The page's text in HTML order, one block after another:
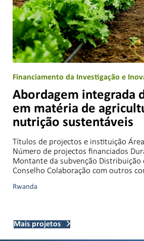
Financiamento da Investigação e
Abordagem integrada
em matéria de
nutrição sustentáveis
Títulos de projectos e instituição
Número de projectos financiados
Montante da subvenção Distribuição
Conselho Colaboração com outros
Rwanda
Mais projetos